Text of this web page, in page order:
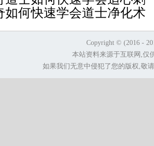
如何快速学会道士净化术
Copyright © (2016 -
本站资料来源于互联网,仅
如果我们无意中侵犯了您的版权,敬